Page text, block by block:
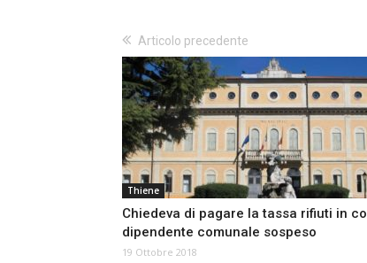
Articolo precedente
Thiene
Chiedeva di pagare la tassa rifiuti in
dipendente comunale sospeso
19 Ottobre 2018